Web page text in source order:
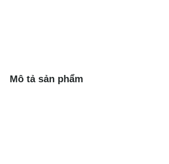
Mô tả sản phẩm